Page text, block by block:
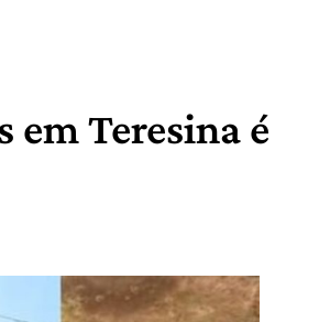
em Teresina é